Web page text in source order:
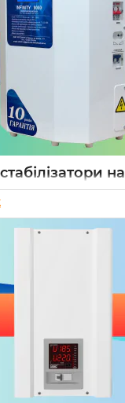
для дому чи